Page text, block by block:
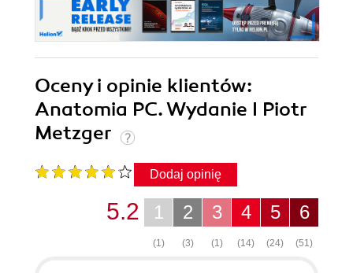
Oceny i opinie klientów:
Anatomia PC. Wydanie I Piotr
Metzger
Dodaj opinię
6
(51)
5
(24)
4
(14)
3
(1)
2
(3)
1
(1)
5.2